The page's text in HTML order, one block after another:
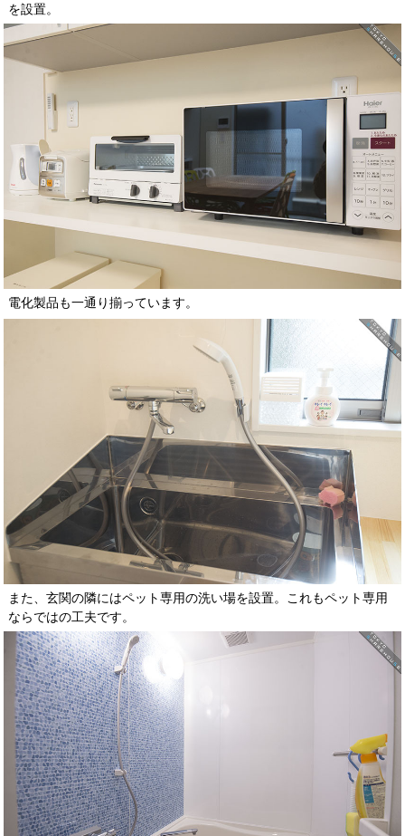
を設置。
電化製品も一通り揃っています。
また、玄関の隣にはペット専用の洗い場を設置。これもペット専用
ならではの工夫です。